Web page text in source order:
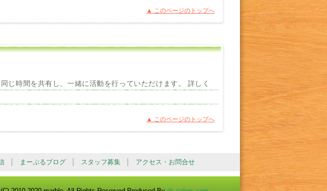
▲ このページのトップへ
じ時間を共有し、一緒に活動を行っていただけます。 詳しく
▲ このページのトップへ
まーぶるブログ スタッフ募集 アクセス・お問合せ